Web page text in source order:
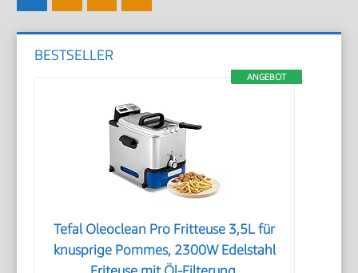
der
Beiträge
Beiträge
BESTSELLER
ANGEBOT
Tefal Oleoclean Pro Fritteuse 3,5L für
knusprige Pommes, 2300W Edelstahl